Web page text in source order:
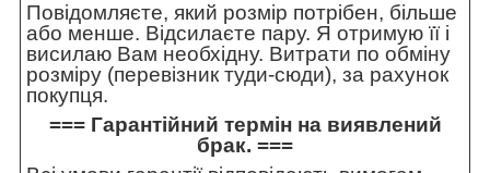
Повідомляєте, який розмір потрібен, більше
або менше. Відсилаєте пару. Я отримую її і
висилаю Вам необхідну. Витрати по обміну
розміру (перевізник туди-сюди), за рахунок
покупця.
=== Гарантійний термін на виявлений
брак. ===